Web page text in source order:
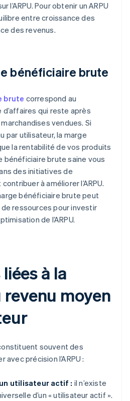
l’ARPU. Pour obtenir un ARPU
entre croissance des
des revenus.
bénéficiaire brute
brute correspond au
qui reste après
vendues. Si
par utilisateur, la marge
la rentabilité de vos produits
bénéficiaire brute saine vous
des initiatives de
à améliorer l’ARPU.
bénéficiaire brute peut
ressources pour investir
de l’ARPU.
à la
moyen
souvent des
précision l’ARPU :
utilisateur actif : il n’existe
d’un « utilisateur actif ».